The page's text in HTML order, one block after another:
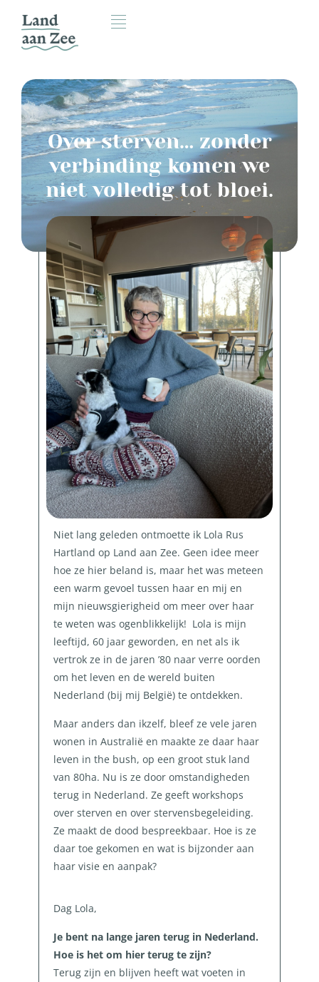
Over sterven… zonder
verbinding komen we
niet volledig tot bloei.
Niet lang geleden ontmoette ik Lola Rus
Hartland op Land aan Zee. Geen idee meer
hoe ze hier beland is, maar het was meteen
een warm gevoel tussen haar en mij en
mijn nieuwsgierigheid om meer over haar
te weten was ogenblikkelijk! Lola is mijn
leeftijd, 60 jaar geworden, en net als ik
vertrok ze in de jaren ’80 naar verre oorden
om het leven en de wereld buiten
Nederland (bij mij België) te ontdekken.
Maar anders dan ikzelf, bleef ze vele jaren
wonen in Australië en maakte ze daar haar
leven in the bush, op een groot stuk land
van 80ha. Nu is ze door omstandigheden
terug in Nederland. Ze geeft workshops
over sterven en over stervensbegeleiding.
Ze maakt de dood bespreekbaar. Hoe is ze
daar toe gekomen en wat is bijzonder aan
haar visie en aanpak?
Dag Lola,
Je bent na lange jaren terug in Nederland.
Hoe is het om hier terug te zijn?
Terug zijn en blijven heeft wat voeten in